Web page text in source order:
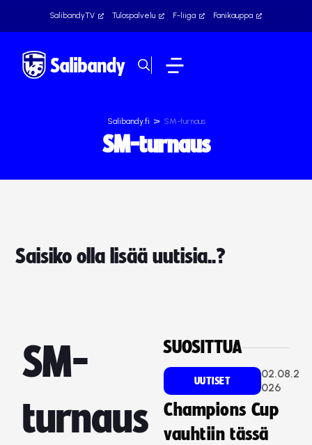
SalibandyTV Tulospalvelu F-liiga Fanikauppa
Salibandy.fi > SM-turnaus
SM-turnaus
Saisiko olla lisää uutisia..?
SM-
turnaus
SUOSITTUA
UUTISET
02.08.2
026
Champions Cup
vauhtiin tässä